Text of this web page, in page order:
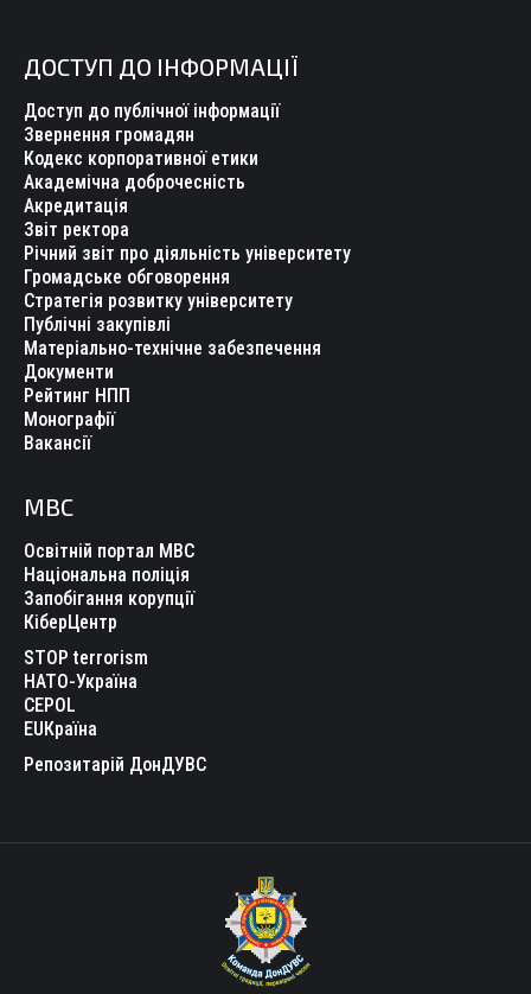
ДОСТУП ДО ІНФОРМАЦІЇ
Доступ до публічної інформації
Звернення громадян
Кодекс корпоративної етики
Академічна доброчесність
Акредитація
Звіт ректора
Річний звіт про діяльність університету
Громадське обговорення
Стратегія розвитку університету
Публічні закупівлі
Матеріально-технічне забезпечення
Документи
Рейтинг НПП
Монографії
Вакансії
МВС
Освітній портал МВС
Національна поліція
Запобігання корупції
КіберЦентр
STOP terrorism
НАТО-Україна
CEPOL
EUКраїна
Репозитарій ДонДУВС